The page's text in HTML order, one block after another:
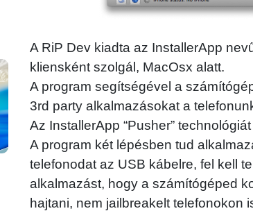
A RiP Dev kiadta az InstallerApp
kliensként szolgál, MacOsx alatt.
A program segítségével a
3rd party alkalmazásokat a
Az InstallerApp “Pusher”
A program két lépésben tud
telefonodat az USB kábelre, fel kell
alkalmazást, hogy a számítógéped
hajtani, nem jailbreakelt telefonokon